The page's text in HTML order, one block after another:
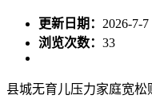
更新日期： 2026-7-7
浏览次数： 33
县城无育儿压力家庭宽松